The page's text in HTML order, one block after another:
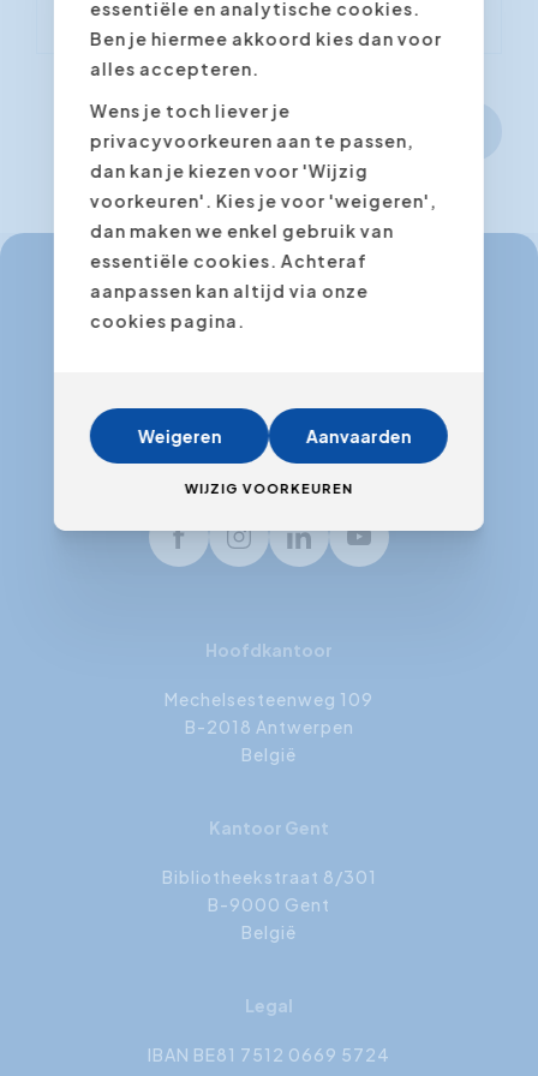
info@expertacademy.be
info@expertacademy.nl
+31 20 771 66 40
FacebookInstagramLinkedInYoutube
Hoofdkantoor
Mechelsesteenweg 109
B-2018 Antwerpen
België
Kantoor Gent
Bibliotheekstraat 8/301
B-9000 Gent
België
Legal
IBAN BE81 7512 0669 5724
essentiële en analytische cookies.
Ben je hiermee akkoord kies dan voor
alles accepteren.
Wens je toch liever je
privacyvoorkeuren aan te passen,
dan kan je kiezen voor 'Wijzig
voorkeuren'. Kies je voor 'weigeren',
dan maken we enkel gebruik van
essentiële cookies. Achteraf
aanpassen kan altijd via onze
cookies pagina.
Weigeren Aanvaarden
WIJZIG VOORKEUREN